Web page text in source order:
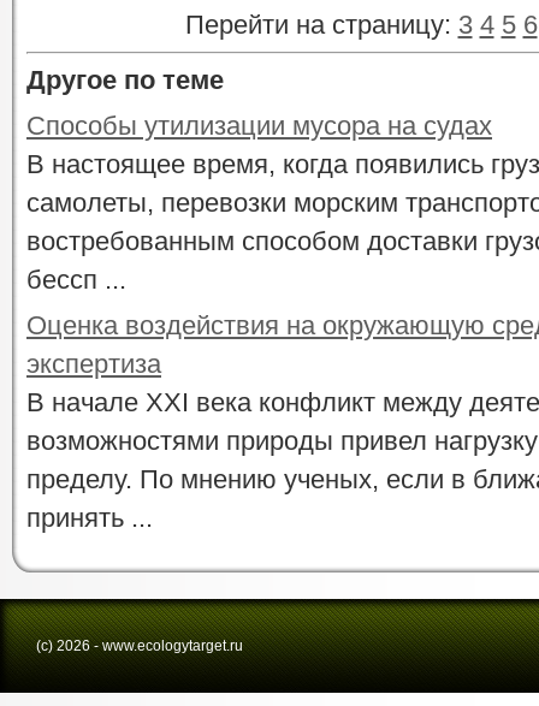
Перейти на страницу: 3 4 5 6
Другое по теме
Способы утилизации мусора на судах
В настоящее время, когда появились
самолеты, перевозки морским
востребованным способом доставки
бессп ...
Оценка воздействия на окружающую
экспертиза
В начале ХХI века конфликт между
возможностями природы привел
пределу. По мнению ученых, если в
принять ...
(с) 2026 - www.ecologytarget.ru